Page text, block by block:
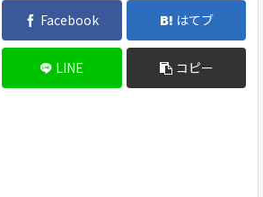
Facebook はてブ
LINE コピー